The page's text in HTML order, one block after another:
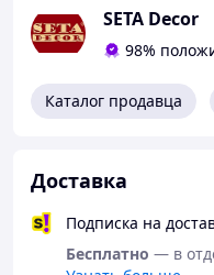
SETA Decor
98%
Каталог продавца
Доставка
Подписка на
Бесплатно — в